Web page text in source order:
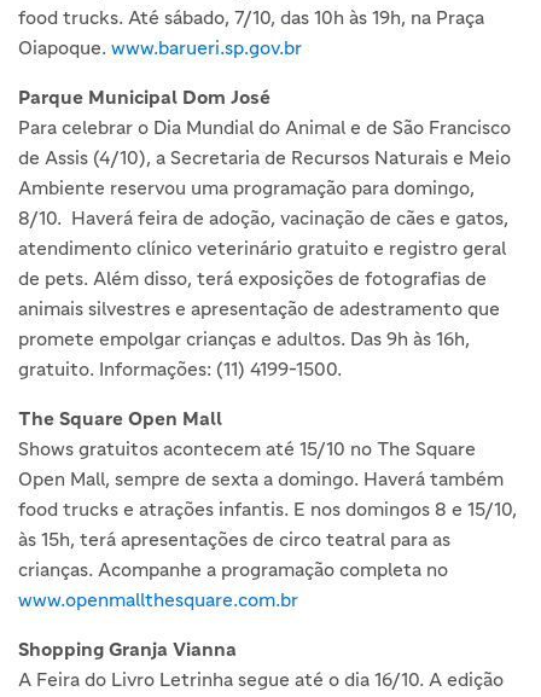
food trucks. Até sábado, 7/10, das 10h às 19h, na Praça
Oiapoque. www.barueri.sp.gov.br
Parque Municipal Dom José
Para celebrar o Dia Mundial do Animal e de São Francisco
de Assis (4/10), a Secretaria de Recursos Naturais e Meio
Ambiente reservou uma programação para domingo,
8/10. Haverá feira de adoção, vacinação de cães e gatos,
atendimento clínico veterinário gratuito e registro geral
de pets. Além disso, terá exposições de fotografias de
animais silvestres e apresentação de adestramento que
promete empolgar crianças e adultos. Das 9h às 16h,
gratuito. Informações: (11) 4199-1500.
The Square Open Mall
Shows gratuitos acontecem até 15/10 no The Square
Open Mall, sempre de sexta a domingo. Haverá também
food trucks e atrações infantis. E nos domingos 8 e 15/10,
às 15h, terá apresentações de circo teatral para as
crianças. Acompanhe a programação completa no
www.openmallthesquare.com.br
Shopping Granja Vianna
A Feira do Livro Letrinha segue até o dia 16/10. A edição